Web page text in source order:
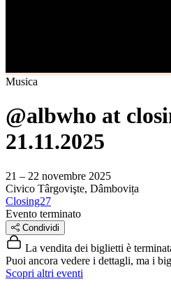
Musica
@albwho at
21.11.2025
21 – 22 novembre 2025
Civico Târgovişte, Dâmbovița
Closing27
Evento terminato
Condividi
La vendita dei biglietti è
Puoi ancora vedere i dettagli, ma i
Scopri altri eventi